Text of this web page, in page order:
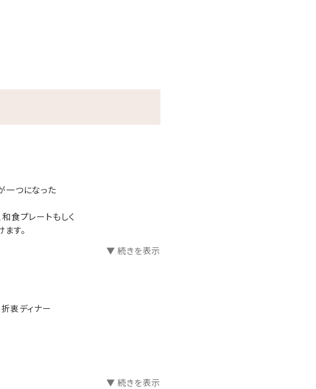
一つになった
食プレートもしく
す。
▼ 続きを表示
衷ディナー
▼ 続きを表示